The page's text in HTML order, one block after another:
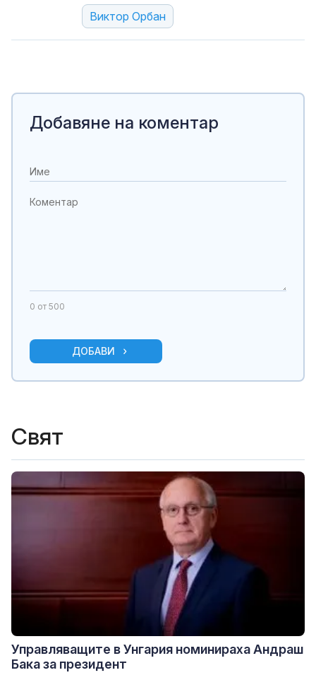
Виктор Орбан
Добавяне на коментар
0 от 500
ДОБАВИ
Свят
Управляващите в Унгария номинираха Андраш
Бака за президент